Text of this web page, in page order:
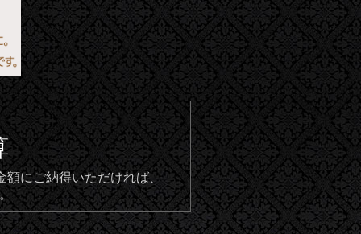
額にご納得いただければ、